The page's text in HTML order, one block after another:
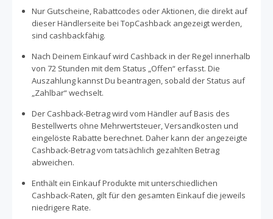
Nur Gutscheine, Rabattcodes oder Aktionen, die direkt auf
dieser Händlerseite bei TopCashback angezeigt werden,
sind cashbackfähig.
Nach Deinem Einkauf wird Cashback in der Regel innerhalb
von 72 Stunden mit dem Status „Offen“ erfasst. Die
Auszahlung kannst Du beantragen, sobald der Status auf
„Zahlbar“ wechselt.
Der Cashback-Betrag wird vom Händler auf Basis des
Bestellwerts ohne Mehrwertsteuer, Versandkosten und
eingelöste Rabatte berechnet. Daher kann der angezeigte
Cashback-Betrag vom tatsächlich gezahlten Betrag
abweichen.
Enthält ein Einkauf Produkte mit unterschiedlichen
Cashback-Raten, gilt für den gesamten Einkauf die jeweils
niedrigere Rate.